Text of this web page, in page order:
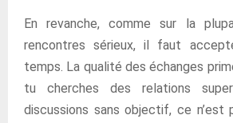
En revanche, comme sur la
rencontres sérieux, il faut
temps. La qualité des échanges
tu cherches des relations
discussions sans objectif, ce n’est